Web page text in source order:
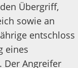
Übergriff,
sowie an
entschloss
eines
Der Angreifer